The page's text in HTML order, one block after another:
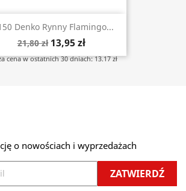
Denko Rynny Flamingo...
21,80 zł 13,95 zł
cena w ostatnich 30 dniach: 13.17 zł
o nowościach i wyprzedażach